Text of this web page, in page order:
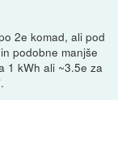
2e komad, ali pod
podobne manjše
1 kWh ali ~3.5e za